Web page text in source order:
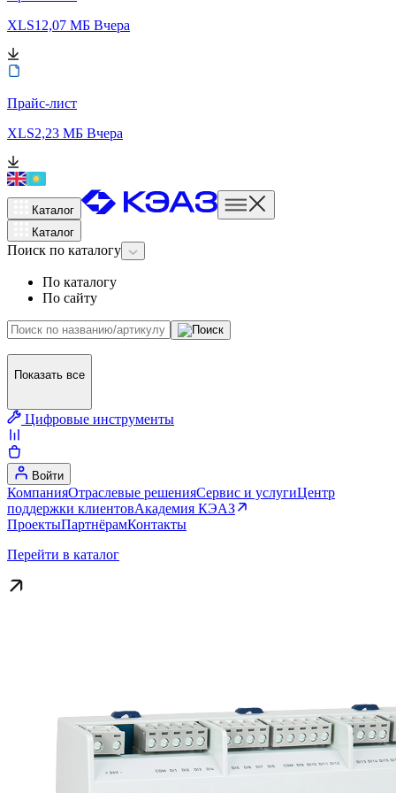
XLS12,07 МБ Вчера
Прайс-лист
XLS2,23 МБ Вчера
Каталог
Каталог
Поиск по каталогу
По каталогу
По сайту
Показать все
Цифровые инструменты
Войти
КомпанияОтраслевые решенияСервис и услугиЦентр
поддержки клиентовАкадемия КЭАЗ
ПроектыПартнёрамКонтакты
Перейти в каталог